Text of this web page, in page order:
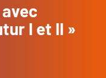
I et II »